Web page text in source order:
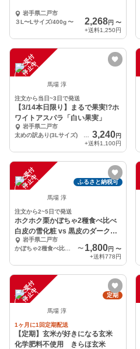
岩手県二戸市
３L〜Lサイズ/400g〜 2,268円 〜
+送料1,250円
注
文
受
付
停
止
中
馬場 淳
注文から当日~3日で発送
【3/14本日限り】まるで果実!?ホ
ワイトアスパラ「白い果実」
岩手県二戸市
3,240円
+送料1,100円
注
文
受
付
停
止
中 ふるさと納税可
馬場 淳
注文から2~5日で発送
ホクホク栗かぼちゃ2種食べ比べ
白皮の雪化粧 vs 黒皮のダークホ
ース岩手県二戸市
〜 1,800円 〜
+送料778円
注
文
受
付
停
止
中 定期
馬場 淳
1ヶ月に1回定期配送
【定期】玄米が好きになる玄米
化学肥料不使用 きらほ玄米